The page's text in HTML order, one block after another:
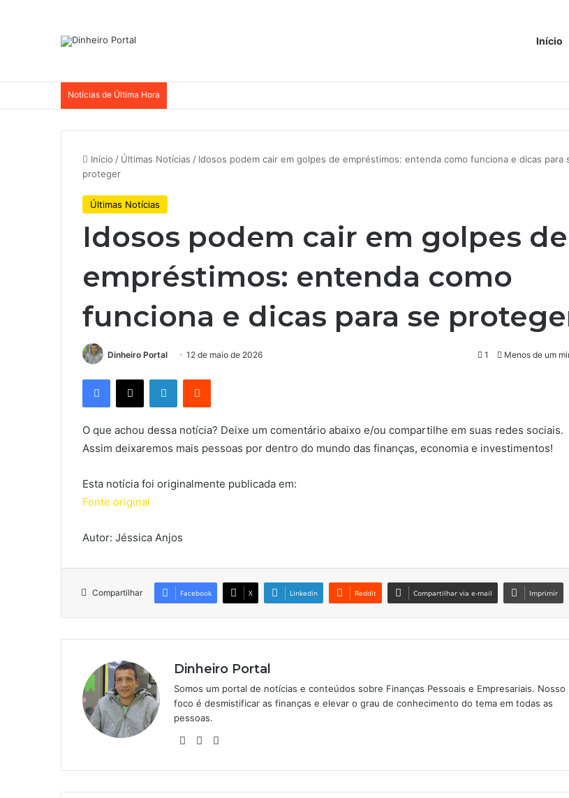
Início
Notícias de Última Hora
Início / Últimas Notícias / Idosos podem cair em golpes de empréstimos: entenda como funciona e dicas para
proteger
Últimas Notícias
Idosos podem cair em golpes de
empréstimos: entenda como
funciona e dicas para se
Dinheiro Portal 12 de maio de 2026 1 Menos de um
Facebook
X LinkedinReddit
O que achou dessa notícia? Deixe um comentário abaixo e/ou compartilhe em suas redes sociais.
Assim deixaremos mais pessoas por dentro do mundo das finanças, economia e investimentos!
Esta notícia foi originalmente publicada em:
Fonte original
Autor: Jéssica Anjos
Compartilhar Facebook X Linkedin Reddit Compartilhar via e-mail Imprimir
Dinheiro Portal
Somos um portal de notícias e conteúdos sobre Finanças Pessoais e Empresariais. Nosso
foco é desmistificar as finanças e elevar o grau de conhecimento do tema em todas as
pessoas.
WebsiteLinkedin